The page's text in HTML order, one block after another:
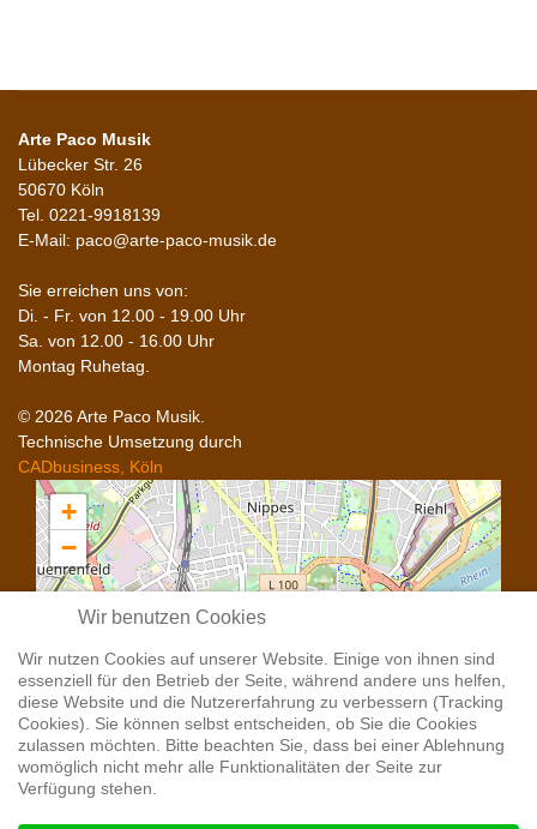
Arte Paco Musik
Lübecker Str. 26
50670 Köln
Tel. 0221-9918139
E-Mail: paco@arte-paco-musik.de
Sie erreichen uns von:
Di. - Fr. von 12.00 - 19.00 Uhr
Sa. von 12.00 - 16.00 Uhr
Montag Ruhetag.
© 2026 Arte Paco Musik.
Technische Umsetzung durch
CADbusiness, Köln
+
−
Wir benutzen Cookies
Wir nutzen Cookies auf unserer Website. Einige von ihnen sind
essenziell für den Betrieb der Seite, während andere uns helfen,
diese Website und die Nutzererfahrung zu verbessern (Tracking
Cookies). Sie können selbst entscheiden, ob Sie die Cookies
zulassen möchten. Bitte beachten Sie, dass bei einer Ablehnung
womöglich nicht mehr alle Funktionalitäten der Seite zur
Verfügung stehen.